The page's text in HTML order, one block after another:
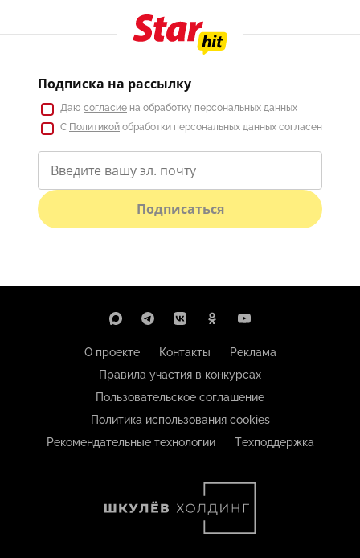
Подписка на рассылку
Даю согласие на обработку персональных данных
С Политикой обработки персональных данных согласен
Подписаться
О проекте Контакты
Реклама
Правила участия в конкурсах
Пользовательское соглашение
Политика использования cookies
Рекомендательные технологии
Техподдержка